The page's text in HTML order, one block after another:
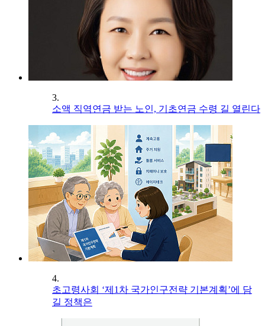
3.
소액 직역연금 받는 노인, 기초연금 수령 길 열린다
4.
초고령사회 ‘제1차 국가인구전략 기본계획’에 담
길 정책은